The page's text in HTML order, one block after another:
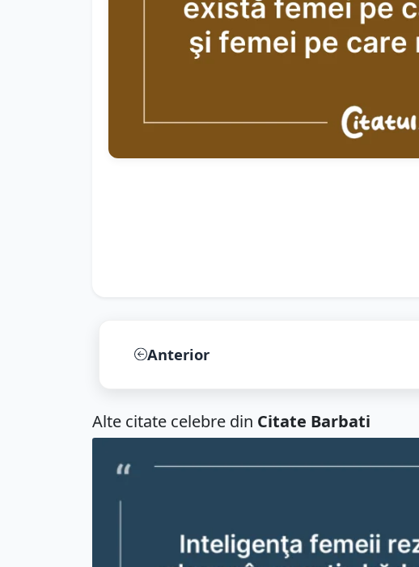
Anterior
Alte citate celebre din Citate Barbati